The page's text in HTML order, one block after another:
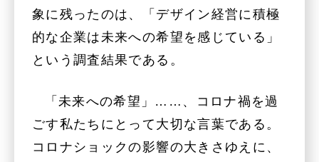
象に残ったのは、「デザイン経営に積極
的な企業は未来への希望を感じている」
という調査結果である。
「未来への希望」……、コロナ禍を過
ごす私たちにとって大切な言葉である。
コロナショックの影響の大きさゆえに、